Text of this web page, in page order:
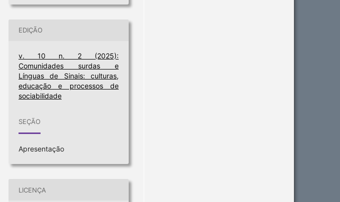
EDIÇÃO
v. 10 n. 2 (2025):
Comunidades surdas e
Línguas de Sinais: culturas,
educação e processos de
sociabilidade
SEÇÃO
Apresentação
LICENÇA